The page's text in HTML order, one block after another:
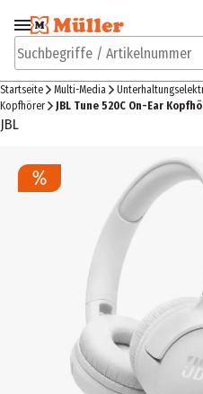
Zur Navigation
springen
Suchbegriffe / Artikelnummer
Startseite Multi-Media
Kopfhörer
JBL Tune 520C On-Ear
JBL